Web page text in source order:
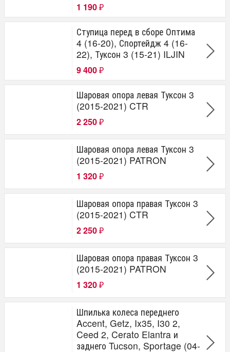
1 190 ₽
Ступица перед в сборе Оптима
4 (16-20), Спортейдж 4 (16-
22), Туксон 3 (15-21) ILJIN
9 400 ₽
Шаровая опора левая Туксон 3
(2015-2021) CTR
2 250 ₽
Шаровая опора левая Туксон 3
(2015-2021) PATRON
1 320 ₽
Шаровая опора правая Туксон 3
(2015-2021) CTR
2 250 ₽
Шаровая опора правая Туксон 3
(2015-2021) PATRON
1 320 ₽
Шпилька колеса переднего
Accent, Getz, Ix35, I30 2,
Ceed 2, Cerato Elantra и
заднего Tucson, Sportage (04-